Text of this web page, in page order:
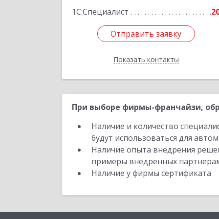
1С:Специалист
Отправить заявку
Показать контакты
Отправить заявку
Назад
При выборе фирмы-франчайзи,
Наличие и количество
будут использоваться для
Наличие опыта внедрения
примеры внедренных
Наличие у фирмы сертификата